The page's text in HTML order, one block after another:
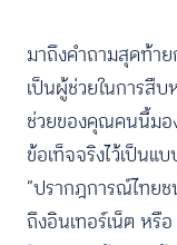
มาถึงคำถามสุดท้า
เป็นผู้ช่วยในการสื
ช่วยของคุณคนนี้มอ
ข้อเท็จจริงไว้เป็นแ
“ปรากฎการณ์ไทยช
ถึงอินเทอร์เน็ต หรื